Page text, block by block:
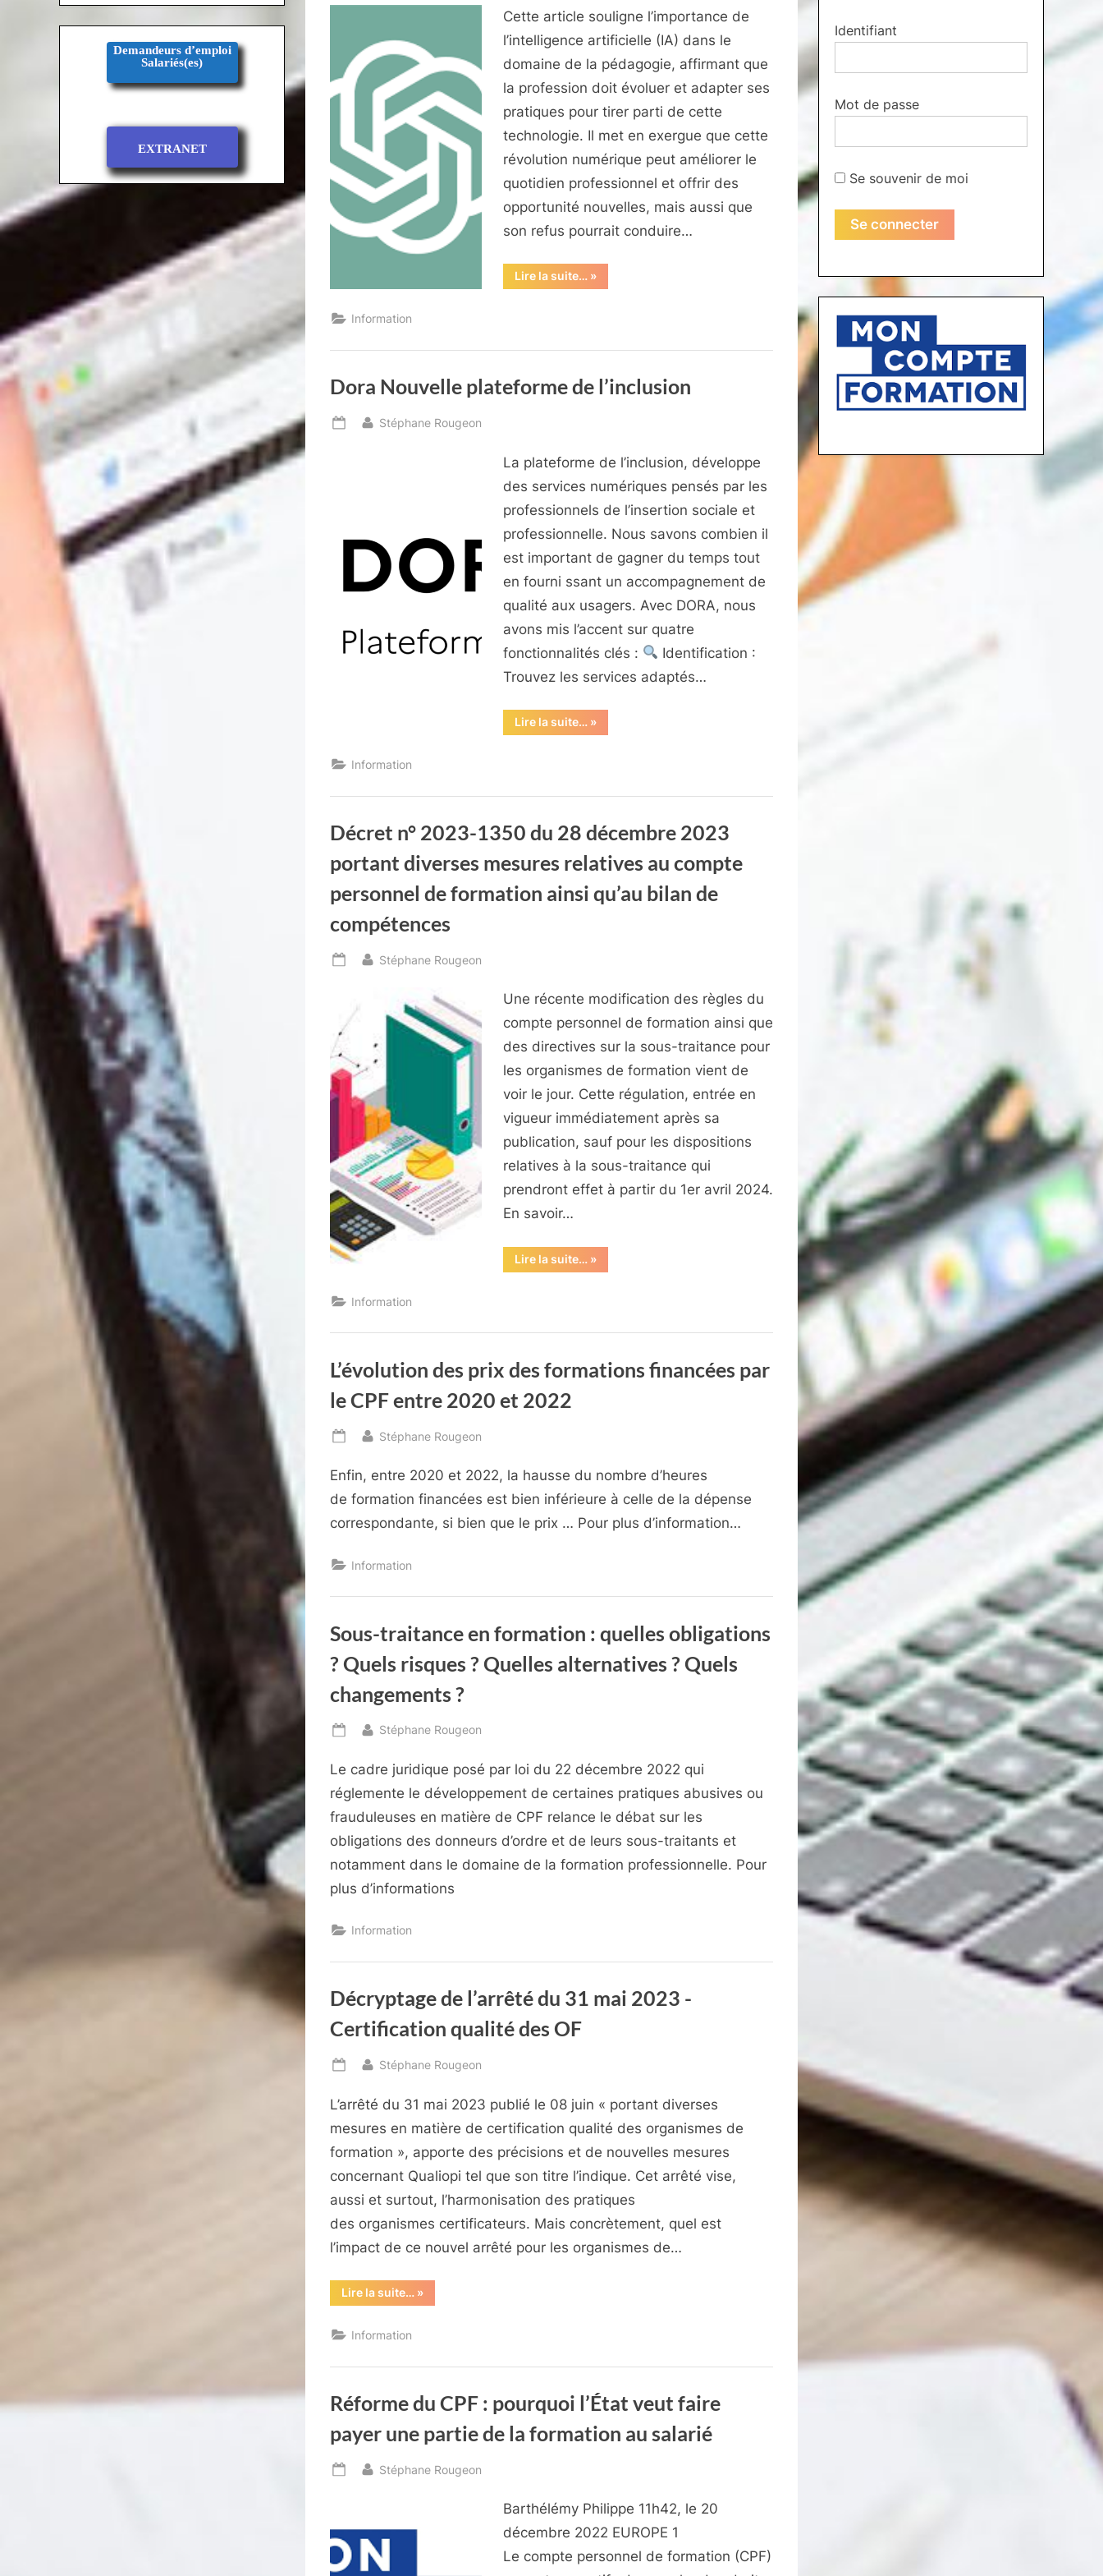
on
Cette article souligne l’importance de
l’intelligence artificielle (IA) dans le
domaine de la pédagogie, affirmant que
la profession doit évoluer et adapter ses
pratiques pour tirer parti de cette
technologie. Il met en exergue que cette
révolution numérique peut améliorer le
quotidien professionnel et offrir des
opportunité nouvelles, mais aussi que
son refus pourrait conduire…
Lire la suite… “Guide
Sydologie
»
Information
Dora Nouvelle plateforme de l’inclusion
Posted
By
Stéphane Rougeon
La plateforme de l’inclusion, développe
des services numériques pensés par les
professionnels de l’insertion sociale et
professionnelle. Nous savons combien il
est important de gagner du temps tout
en fourni ssant un accompagnement de
qualité aux usagers. Avec DORA, nous
avons mis l’accent sur quatre
fonctionnalités clés :
Identification :
Trouvez les services adaptés…
Lire la suite… “Dora
Nouvelle
»
Information
Décret n° 2023-1350 du 28 décembre 2023
portant diverses mesures relatives au compte
personnel de formation ainsi qu’au bilan de
compétences
Posted
By
Stéphane Rougeon
Une récente modification des règles du
compte personnel de formation ainsi que
des directives sur la sous-traitance pour
les organismes de formation vient de
voir le jour. Cette régulation, entrée en
vigueur immédiatement après sa
publication, sauf pour les dispositions
relatives à la sous-traitance qui
prendront effet à partir du 1er avril 2024.
En savoir…
Lire la suite… “Décret
n°
diverses
mesures
bilan
compétences”
»
Information
L’évolution des prix des formations financées par
le CPF entre 2020 et 2022
Posted
By
Stéphane Rougeon
Enfin, entre 2020 et 2022, la hausse du nombre d’heures
de formation financées est bien inférieure à celle de la dépense
correspondante, si bien que le prix … Pour plus d’information…
Information
Sous-traitance en formation : quelles obligations
? Quels risques ? Quelles alternatives ? Quels
changements ?
Posted
By
Stéphane Rougeon
Le cadre juridique posé par loi du 22 décembre 2022 qui
réglemente le développement de certaines pratiques abusives ou
frauduleuses en matière de CPF relance le débat sur les
obligations des donneurs d’ordre et de leurs sous-traitants et
notamment dans le domaine de la formation professionnelle. Pour
plus d’informations
Information
Décryptage de l’arrêté du 31 mai 2023 -
Certification qualité des OF
Posted
By
Stéphane Rougeon
L’arrêté du 31 mai 2023 publié le 08 juin « portant diverses
mesures en matière de certification qualité des organismes de
formation », apporte des précisions et de nouvelles mesures
concernant Qualiopi tel que son titre l’indique. Cet arrêté vise,
aussi et surtout, l’harmonisation des pratiques
des organismes certificateurs. Mais concrètement, quel est
l’impact de ce nouvel arrêté pour les organismes de…
Lire la suite… “Décryptage
de
-
qualité
des
»
Information
Réforme du CPF : pourquoi l’État veut faire
payer une partie de la formation au salarié
Posted
By
Stéphane Rougeon
Barthélémy Philippe 11h42, le 20
décembre 2022 EUROPE 1
Le compte personnel de formation (CPF)
Demandeurs d’emploi
Salariés(es)
EXTRANET
Identifiant
Mot de passe
Se souvenir de moi